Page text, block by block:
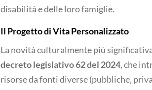
disabilità e delle loro famiglie.
Il Progetto di Vita Personalizzato
La novità culturalmente più
decreto legislativo 62 del 2024, che
risorse da fonti diverse (pubbliche,